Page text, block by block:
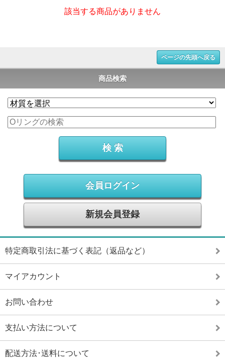
該当する商品がありません
ページの先頭へ戻る
商品検索
会員ログイン
新規会員登録
特定商取引法に基づく表記（返品など）
マイアカウント
お問い合わせ
支払い方法について
配送方法･送料について